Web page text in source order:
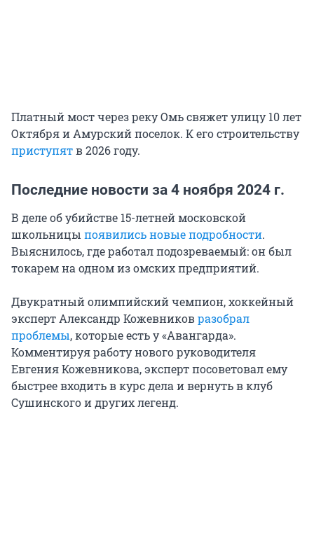
Платный мост через реку Омь свяжет улицу 10 лет
Октября и Амурский поселок. К его строительству
приступятв 2026 году.
Последние новости за 4 ноября 2024 г.
В деле об убийстве 15-летней московской
школьницы появились новые подробности.
Выяснилось, где работал подозреваемый: он был
токарем на одном из омских предприятий.
Двукратный олимпийский чемпион, хоккейный
эксперт Александр Кожевниковразобрал
проблемы, которые есть у «Авангарда».
Комментируя работу нового руководителя
Евгения Кожевникова, эксперт посоветовал ему
быстрее входить в курс дела и вернуть в клуб
Сушинского и других легенд.